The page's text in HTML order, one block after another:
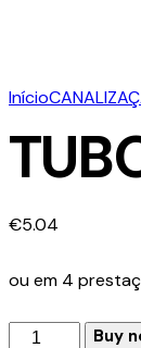
Início
€5.04
ou em 4
Buy